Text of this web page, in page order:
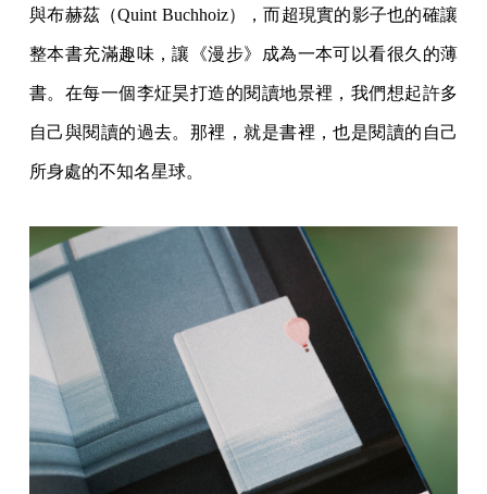
與布赫茲（Quint Buchhoiz），而超現實的影子也的確讓
整本書充滿趣味，讓《漫步》成為一本可以看很久的薄
書。在每一個李炡昊打造的閱讀地景裡，我們想起許多
自己與閱讀的過去。那裡，就是書裡，也是閱讀的自己
所身處的不知名星球。